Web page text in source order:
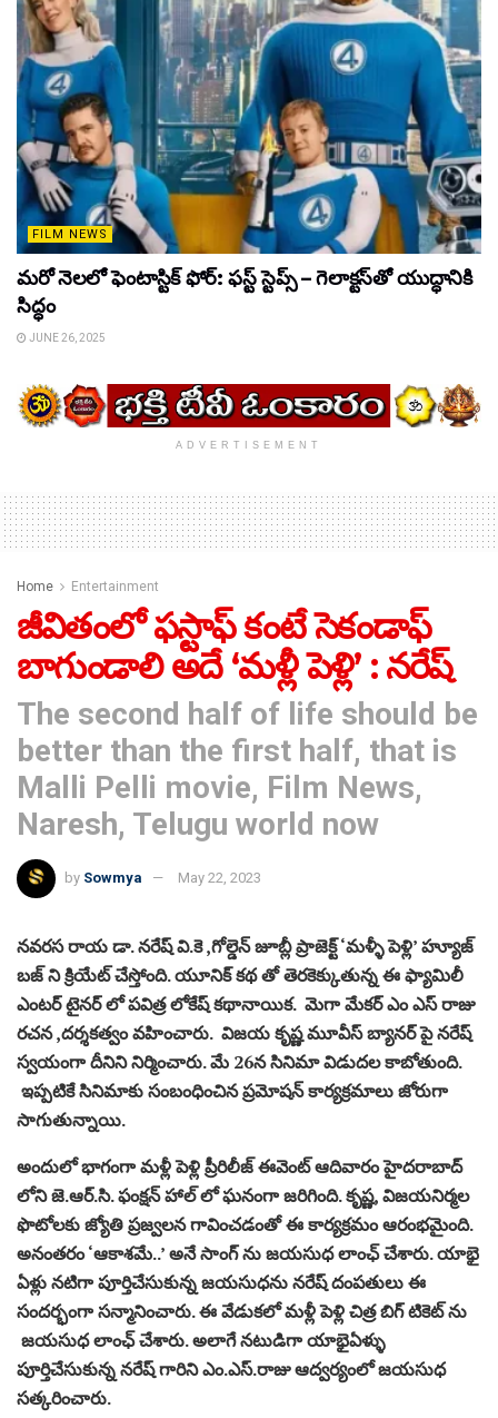
FILM NEWS
మరో నెలలో ఫెంటాస్టిక్ ఫోర్: ఫస్ట్ స్టెప్స్ – గెలాక్టస్‌తో యుద్ధానికి
సిద్ధం
JUNE 26, 2025
ADVERTISEMENT
Home Entertainment
జీవితంలో ఫస్టాఫ్‌ కంటే సెకండాఫ్‌
బాగుండాలి అదే ‘మళ్లీ పెళ్లి’ : నరేష్‌
The second half of life should be
better than the first half, that is
Malli Pelli movie, Film News,
Naresh, Telugu world now
by Sowmya May 22, 2023
నవరస రాయ డా. నరేష్ వి.కె ,గోల్డెన్ జూబ్లీ ప్రాజెక్ట్ ‘మళ్ళీ పెళ్లి’ హ్యూజ్
బజ్ ని క్రియేట్ చేస్తోంది. యూనిక్ కథ తో తెరకెక్కుతున్న ఈ ఫ్యామిలీ
ఎంటర్‌ టైనర్‌ లో పవిత్ర లోకేష్ కథానాయిక. మెగా మేకర్ ఎం ఎస్ రాజు
రచన ,దర్శకత్వం వహించారు. విజయ కృష్ణ మూవీస్ బ్యానర్‌ పై నరేష్
స్వయంగా దీనిని నిర్మించారు. మే 26న సినిమా విడుదల కాబోతుంది.
ఇప్పటికే సినిమాకు సంబంధించిన ప్రమోషన్‌ కార్యక్రమాలు జోరుగా
సాగుతున్నాయి.
అందులో భాగంగా మళ్లీ పెళ్లి ప్రీరిలీజ్‌ ఈవెంట్‌ ఆదివారం హైదరాబాద్‌
లోని జె.ఆర్‌.సి. ఫంక్షన్‌ హాల్‌ లో ఘనంగా జరిగింది. కృష్ణ, విజయనిర్మల
ఫొటోలకు జ్యోతి ప్రజ్వలన గావించడంతో ఈ కార్యక్రమం ఆరంభమైంది.
అనంతరం ‘ఆకాశమే..’ అనే సాంగ్‌ ను జయసుధ లాంఛ్‌ చేశారు. యాభై
ఏళ్లు నటిగా పూర్తిచేసుకున్న జయసుధను నరేష్‌ దంపతులు ఈ
సందర్భంగా సన్మానించారు. ఈ వేడుకలో మళ్లీ పెళ్లి చిత్ర బిగ్‌ టికెట్‌ ను
జయసుధ లాంఛ్‌ చేశారు. అలాగే నటుడిగా యాభైఏళ్ళు
పూర్తిచేసుకున్న నరేష్‌ గారిని ఎం.ఎస్‌.రాజు ఆద్వర్యంలో జయసుధ
సత్కరించారు.